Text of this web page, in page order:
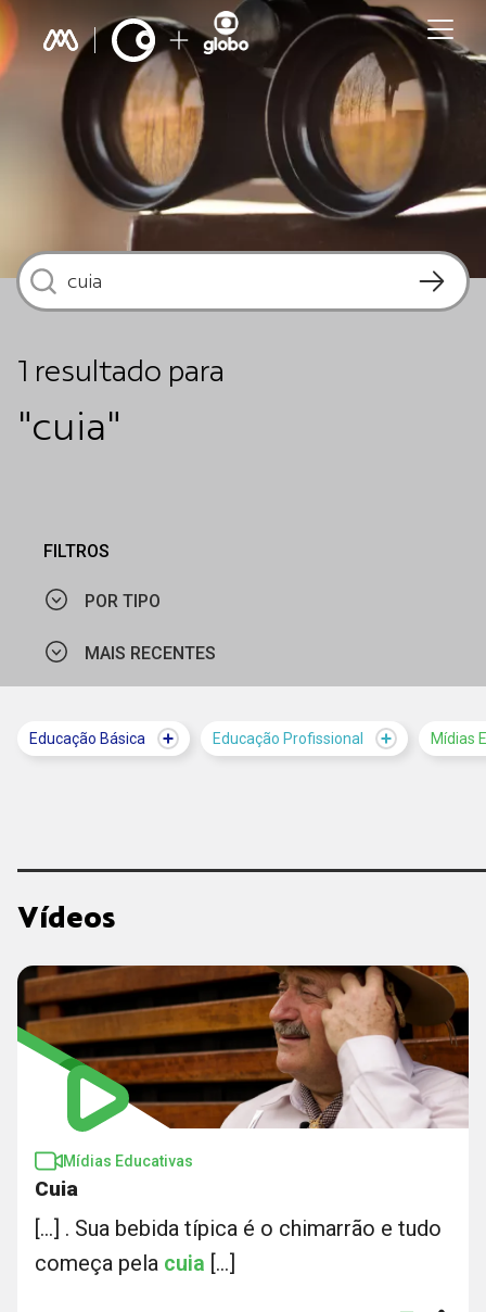
1 resultado para
"cuia"
FILTROS
POR TIPO
MAIS RECENTES
Educação Básica Educação Profissional Mídias
Vídeos
Mídias Educativas
Cuia
[...] . Sua bebida típica é o chimarrão e tudo
começa pela cuia [...]